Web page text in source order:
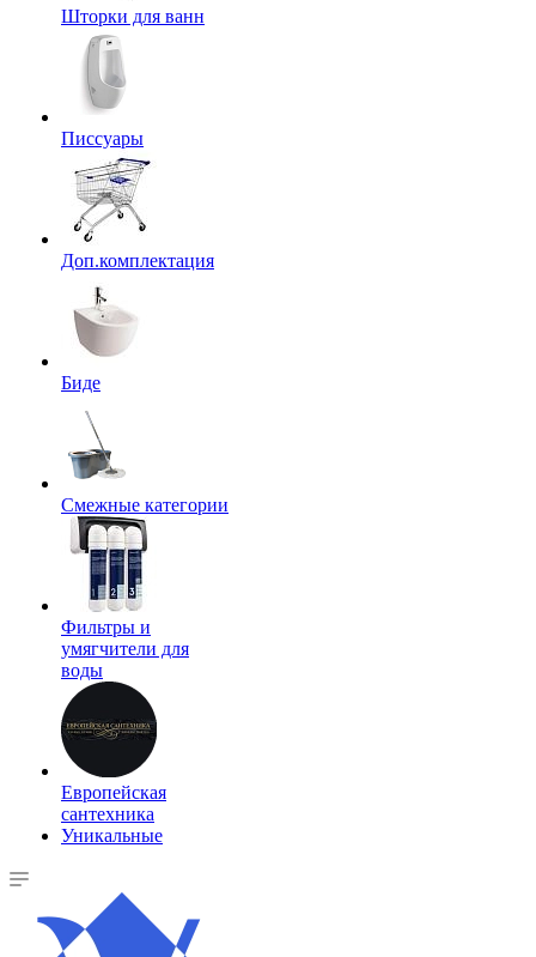
Шторки для ванн
Писсуары
Доп.комплектация
Биде
Смежные категории
Фильтры и
умягчители для
воды
Европейская
сантехника
Уникальные